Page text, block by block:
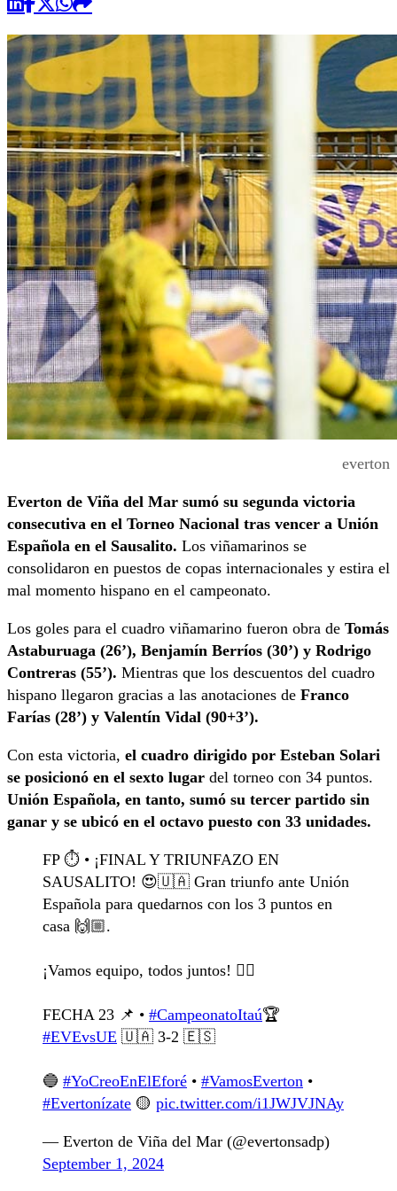
everton
Everton de Viña del Mar sumó su segunda victoria
consecutiva en el Torneo Nacional tras vencer a Unión
Española en el Sausalito. Los viñamarinos se
consolidaron en puestos de copas internacionales y estira el
mal momento hispano en el campeonato.
Los goles para el cuadro viñamarino fueron obra de Tomás
Astaburuaga (26’), Benjamín Berríos (30’) y Rodrigo
Contreras (55’). Mientras que los descuentos del cuadro
hispano llegaron gracias a las anotaciones de Franco
Farías (28’) y Valentín Vidal (90+3’).
Con esta victoria, el cuadro dirigido por Esteban Solari
se posicionó en el sexto lugar del torneo con 34 puntos.
Unión Española, en tanto, sumó su tercer partido sin
ganar y se ubicó en el octavo puesto con 33 unidades.
FP ⏱️ • ¡FINAL Y TRIUNFAZO EN
SAUSALITO! 😍🇺🇦 Gran triunfo ante Unión
Española para quedarnos con los 3 puntos en
casa 🙌🏼.
¡Vamos equipo, todos juntos! ❤️‍🔥
FECHA 23 📌 • #CampeonatoItaú🏆
#EVEvsUE 🇺🇦 3-2 🇪🇸
🔵 #YoCreoEnElEforé • #VamosEverton •
#Evertonízate 🟡 pic.twitter.com/i1JWJVJNAy
— Everton de Viña del Mar (@evertonsadp)
September 1, 2024